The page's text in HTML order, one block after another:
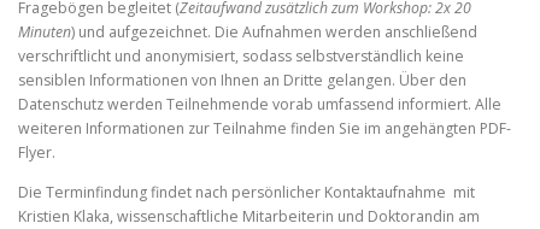
Fragebögen begleitet (Zeitaufwand zusätzlich zum Workshop: 2x 20
Minuten) und aufgezeichnet. Die Aufnahmen werden anschließend
verschriftlicht und anonymisiert, sodass selbstverständlich keine
sensiblen Informationen von Ihnen an Dritte gelangen. Über den
Datenschutz werden Teilnehmende vorab umfassend informiert. Alle
weiteren Informationen zur Teilnahme finden Sie im angehängten PDF-
Flyer.
Die Terminfindung findet nach persönlicher Kontaktaufnahme mit
Kristien Klaka, wissenschaftliche Mitarbeiterin und Doktorandin am